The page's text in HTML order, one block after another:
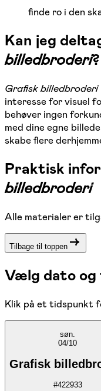
finde ro i den
Kan jeg
billedbroderi?
Grafisk billedbroderi
interesse for visuel
behøver ingen
med dine egne
skabe flere
Praktisk
billedbroderi
Alle materialer er
Tilbage til toppen
Vælg dato
Klik på et tidspunkt
søn.
04/10
Grafisk
#422933